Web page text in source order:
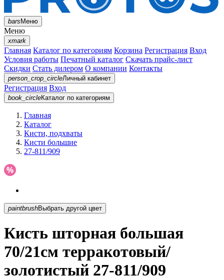
barsМеню
Меню
xmark
Главная Каталог по категориям Корзина Регистрация Вход
Условия работы Печатный каталог Скачать прайс-лист
Скидки Стать дилером О компании Контакты
person_crop_circleЛичный кабинет
Регистрация Вход
book_circleКаталог по категориям
Главная
Каталог
Кисти, подхваты
Кисти большие
27-811/909
paintbrush Выбрать другой цвет
Кисть шторная большая
70/21см терракотовый/
золотистый 27-811/909